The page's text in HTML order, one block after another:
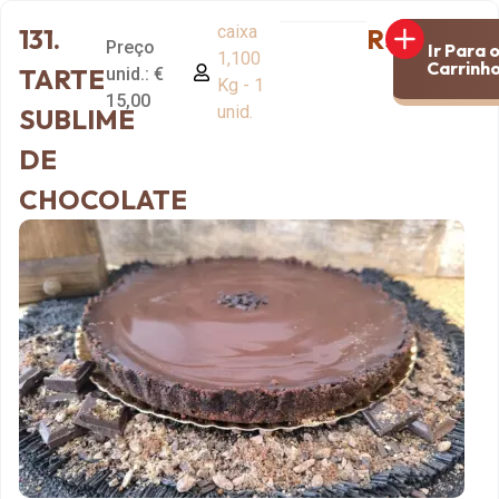
131.
TARTE
SUBLIME
DE
CHOCOLATE
Preço
unid.: €
15,00
caixa
1,100
Kg - 1
unid.
R$15,00
Ir Para